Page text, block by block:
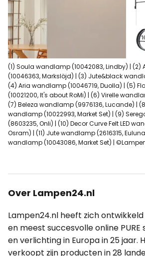
(1) Soula wandlamp (10042083, Lindby) |
(10046363, Markslöjd) | (3) Jute&black
(4) Aria wandlamp (10046719, Duolla) | (5)
(10021200, It's about RoMi) | (6) Virelle
(7) Beleza wandlamp (9976136, Lucande) |
wandlamp (10022993, Market Set) | (9)
(8603235, Onli) | (10) Decor Curve Felt LED
Osram) | (11) Jute wandlamp (2616315,
wandlamp (10043086, Market Set) |
Over Lampen24.nl
Lampen24.nl heeft zich
en meest succesvolle online
en verlichting in Europa in 25 jaar.
verkoopt zijn producten in 28